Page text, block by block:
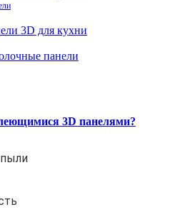
3D для кухни
панели
3D панелями?